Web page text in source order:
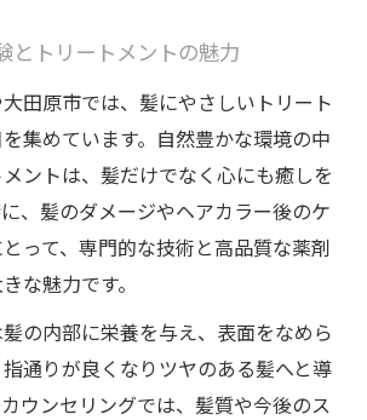
じる髪のトリートメント体験
優しいトリートメント選び
ヘアカラープランおすすめ
いヘアカラーとトリートメント提
ヘアカラープランの選び方
メントで叶える理想のヘアカラー
変化を楽しむカラー体験
ー後の髪ケアで美しさ持続
とトリートメントの魅力
田原市では、髪にやさしいトリート
集めています。自然豊かな環境の中
ントは、髪だけでなく心にも癒しを
、髪のダメージやヘアカラー後のケ
って、専門的な技術と高品質な薬剤
な魅力です。
の内部に栄養を与え、表面をなめら
通りが良くなりツヤのある髪へと導
ウンセリングでは、髪質や今後のス